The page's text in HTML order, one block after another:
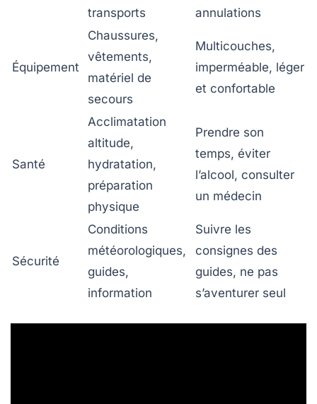
transports
annulations
Équipement
Chaussures,
vêtements,
matériel de
secours
Multicouches,
imperméable, léger
et confortable
Santé
Acclimatation
altitude,
hydratation,
préparation
physique
Prendre son
temps, éviter
l’alcool, consulter
un médecin
Sécurité
Conditions
météorologiques,
guides,
information
Suivre les
consignes des
guides, ne pas
s’aventurer seul